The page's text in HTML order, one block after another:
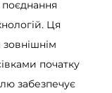
поєднання
Ця
початку
забезпечує